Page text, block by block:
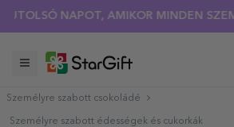
NAPOT, AMIKOR MINDEN
Személyre szabott csokoládé
Személyre szabott édességek és cukorkák